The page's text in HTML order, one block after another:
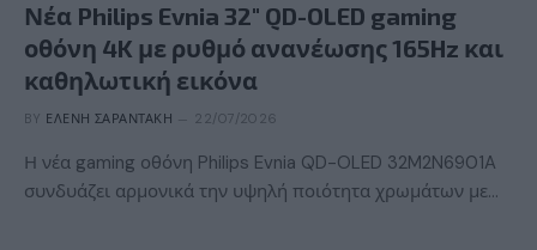
Νέα Philips Evnia 32″ QD-OLED gaming
οθόνη 4K με ρυθμό ανανέωσης 165Hz και
καθηλωτική εικόνα
BY ΕΛΈΝΗ ΣΑΡΑΝΤΆΚΗ 22/07/2026
Η νέα gaming οθόνη Philips Evnia QD-OLED 32M2N6901A
συνδυάζει αρμονικά την υψηλή ποιότητα χρωμάτων με…